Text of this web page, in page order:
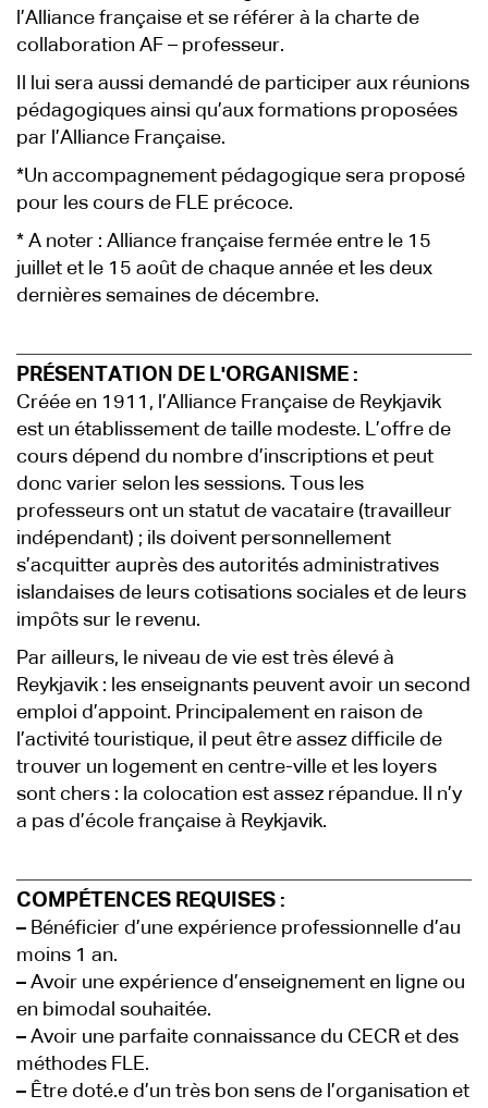
l’Alliance française et se référer à la charte de
collaboration AF – professeur.
Il lui sera aussi demandé de participer aux réunions
pédagogiques ainsi qu’aux formations proposées
par l’Alliance Française.
*Un accompagnement pédagogique sera proposé
pour les cours de FLE précoce.
* A noter : Alliance française fermée entre le 15
juillet et le 15 août de chaque année et les deux
dernières semaines de décembre.
PRÉSENTATION DE L'ORGANISME :
Créée en 1911, l’Alliance Française de Reykjavik
est un établissement de taille modeste. L’offre de
cours dépend du nombre d’inscriptions et peut
donc varier selon les sessions. Tous les
professeurs ont un statut de vacataire (travailleur
indépendant) ; ils doivent personnellement
s’acquitter auprès des autorités administratives
islandaises de leurs cotisations sociales et de leurs
impôts sur le revenu.
Par ailleurs, le niveau de vie est très élevé à
Reykjavik : les enseignants peuvent avoir un second
emploi d’appoint. Principalement en raison de
l’activité touristique, il peut être assez difficile de
trouver un logement en centre-ville et les loyers
sont chers : la colocation est assez répandue. Il n’y
a pas d’école française à Reykjavik.
COMPÉTENCES REQUISES :
– Bénéficier d’une expérience professionnelle d’au
moins 1 an.
– Avoir une expérience d’enseignement en ligne ou
en bimodal souhaitée.
– Avoir une parfaite connaissance du CECR et des
méthodes FLE.
– Être doté.e d’un très bon sens de l’organisation et